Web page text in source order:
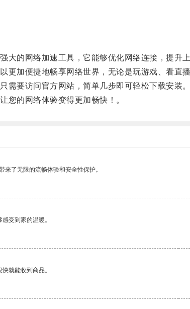
的网络加速工具，它能够优化网络连接，提升
加便捷地畅享网络世界，无论是玩游戏、看直播
要访问官方网站，简单几步即可轻松下载安装。
的网络体验变得更加畅快！。
了无限的流畅体验和安全性保护。
受到家的温暖。
就能收到商品。